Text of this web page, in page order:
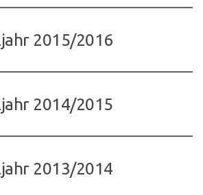
2015/2016
2014/2015
2013/2014